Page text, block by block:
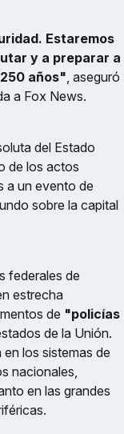
Estaremos
y a preparar a
años", aseguró
a Fox News.
del Estado
de los actos
a un evento de
sobre la capital
federales de
estrecha
de "policías
de la Unión.
los sistemas de
nacionales,
en las grandes